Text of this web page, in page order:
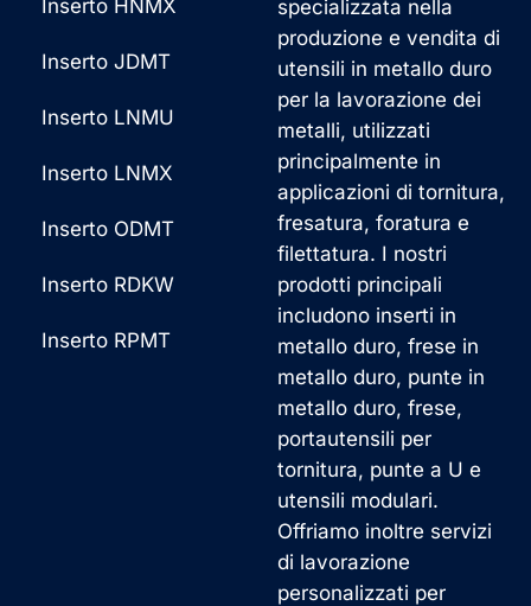
specializzata nella
produzione e vendita di
utensili in metallo duro
per la lavorazione dei
metalli, utilizzati
principalmente in
applicazioni di tornitura,
fresatura, foratura e
filettatura. I nostri
prodotti principali
includono inserti in
metallo duro, frese in
metallo duro, punte in
metallo duro, frese,
portautensili per
tornitura, punte a U e
utensili modulari.
Offriamo inoltre servizi
di lavorazione
personalizzati per
Inserto HNMX
Inserto JDMT
Inserto LNMU
Inserto LNMX
Inserto ODMT
Inserto RDKW
Inserto RPMT